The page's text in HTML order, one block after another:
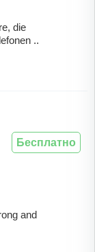
die
..
and
Бесплатно